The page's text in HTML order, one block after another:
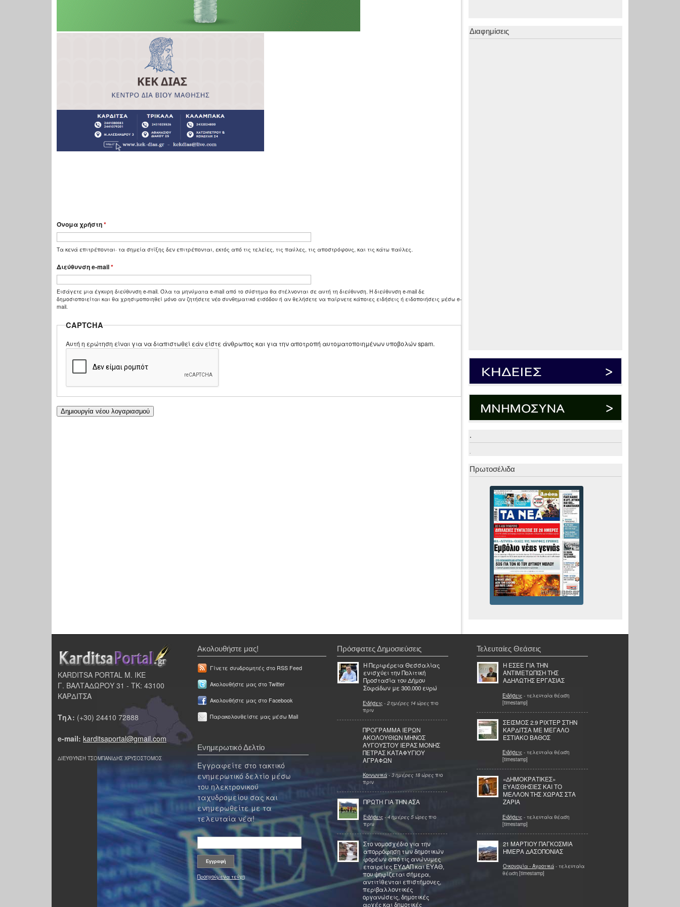
Όνομα χρήστη*
Τα κενά επιτρέπονται· τα σημεία στίξης δεν επιτρέπονται, εκτός από τις τελείες, τις παύλες, τις αποστρόφους, και τις κάτω παύλες.
Διεύθυνση e-mail*
Εισάγετε μια έγκυρη διεύθυνση e-mail. Όλα τα μηνύματα e-mail από το σύστημα θα στέλνονται σε αυτή τη διεύθυνση. Η διεύθυνση e-mail δε
δημοσιοποιείται και θα χρησιμοποιηθεί μόνο αν ζητήσετε νέο συνθηματικό εισόδου ή αν θελήσετε να παίρνετε κάποιες ειδήσεις ή ειδοποιήσεις μέσω e-
mail.
CAPTCHA
Αυτή η ερώτηση είναι για να διαπιστωθεί εάν είστε άνθρωπος και για την αποτροπή αυτοματοποιημένων υποβολών spam.
Διαφημίσεις
.
.
Πρωτοσέλιδα
KARDITSA PORTAL Μ. ΙΚΕ
Γ. ΒΑΛΤΑΔΩΡΟΥ 31 - ΤΚ: 43100
ΚΑΡΔΙΤΣΑ
Τηλ: (+30) 24410 72888
e-mail: karditsaportal@gmail.com
ΔΙΕΥΘΥΝΣΗ ΤΣΟΜΠΑΝΙΔΗΣ ΧΡΥΣΟΣΤΟΜΟΣ
Ακολουθήστε μας!
Γίνετε συνδρομητές στο RSS Feed
Ακολουθήστε μας στο Twitter
Ακολουθήστε μας στο Facebook
Παρακολουθείστε μας μέσω Mail
Ενημερωτικό Δελτίο
Εγγραφείτε στο τακτικό
ενημερωτικό δελτίο μέσω
του ηλεκτρονικού
ταχυδρομείου σας και
ενημερωθείτε με τα
τελευταία νέα!
Προηγούμενα τεύχη
Πρόσφατες Δημοσιεύσεις
Η Περιφέρεια Θεσσαλίας
ενισχύει την Πολιτική
Προστασία του Δήμου
Σοφάδων με 300.000 ευρώ
Ειδήσεις - 2 ημέρες 14 ώρες πιο
πριν
ΠΡΟΓΡΑΜΜΑ ΙΕΡΩΝ
ΑΚΟΛΟΥΘΙΩΝ ΜΗΝΟΣ
ΑΥΓΟΥΣΤΟΥ ΙΕΡΑΣ ΜΟΝΗΣ
ΠΕΤΡΑΣ ΚΑΤΑΦΥΓΙΟΥ
ΑΓΡΑΦΩΝ
Κοινωνικά - 3 ημέρες 18 ώρες πιο
πριν
ΠΡΩΤΗ ΓΙΑ ΤΗΝ ΑΣΑ
Ειδήσεις - 4 ημέρες 5 ώρες πιο
πριν
Στο νομοσχέδιο για την
απορρόφηση των δημοτικών
φορέων από τις ανώνυμες
εταιρείες ΕΥΔΑΠ και ΕΥΑΘ,
που ψηφίζεται σήμερα,
αντιτίθενται επιστήμονες,
περιβαλλοντικές
οργανώσεις, δημοτικές
αρχές και δημοτικές
Τελευταίες Θεάσεις
Η ΕΣΕΕ ΓΙΑ ΤΗΝ
ΑΝΤΙΜΕΤΩΠΙΣΗ ΤΗΣ
ΑΔΗΛΩΤΗΣ ΕΡΓΑΣΙΑΣ
Ειδήσεις - τελευταία θέαση
[timestamp]
ΣΕΙΣΜΟΣ 2.9 ΡΙΧΤΕΡ ΣΤΗΝ
ΚΑΡΔΙΤΣΑ ΜΕ ΜΕΓΑΛΟ
ΕΣΤΙΑΚΟ ΒΑΘΟΣ
Ειδήσεις - τελευταία θέαση
[timestamp]
«ΔΗΜΟΚΡΑΤΙΚΕΣ»
ΕΥΑΙΣΘΗΣΙΕΣ ΚΑΙ ΤΟ
ΜΕΛΛΟΝ ΤΗΣ ΧΩΡΑΣ ΣΤΑ
ΖΑΡΙΑ
Ειδήσεις - τελευταία θέαση
[timestamp]
21 ΜΑΡΤΙΟΥ ΠΑΓΚΟΣΜΙΑ
ΗΜΕΡΑ ΔΑΣΟΠΟΝΙΑΣ
Οικονομία - Αγροτικά - τελευταία
θέαση [timestamp]